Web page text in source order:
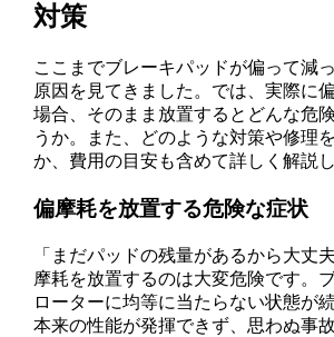
対策
ここまでブレーキパッドが偏って減
原因を見てきました。では、実際に
場合、そのまま放置するとどんな危
うか。また、どのような対策や修理
か、費用の目安も含めて詳しく解説
偏摩耗を放置する危険な症状
「まだパッドの残量があるから大丈
摩耗を放置するのは大変危険です。
ローターに均等に当たらない状態が
本来の性能が発揮できず、思わぬ事